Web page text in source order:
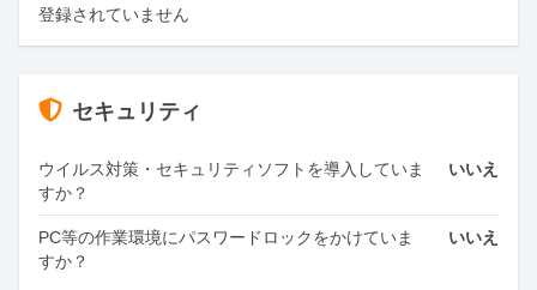
登録されていません
セキュリティ
ウイルス対策・セキュリティソフトを導入していま
すか？
いいえ
PC等の作業環境にパスワードロックをかけていま
すか？
いいえ